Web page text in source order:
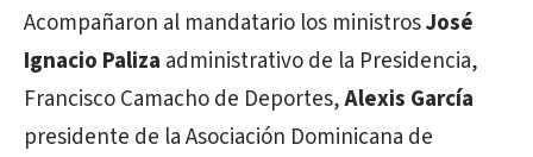
Acompañaron al mandatario los ministrosJosé
Ignacio Paliza administrativo de la Presidencia,
Francisco Camacho de Deportes,Alexis García
presidente de la Asociación Dominicana de